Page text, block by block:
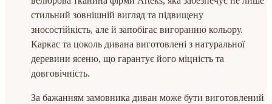
стильний зовнішній вигляд та підвищену
зносостійкість, але й запобігає вигоранню кольору.
Каркас та цоколь дивана виготовлені з натуральної
деревини ясеню, що гарантує його міцність та
довговічність.
За бажанням замовника диван може бути виготовлений